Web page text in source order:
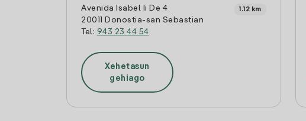
Avenida Isabel Ii De 4
20011 Donostia-san Sebastian
Tel: 943 23 44 54
1.12 km
Xehetasun
gehiago